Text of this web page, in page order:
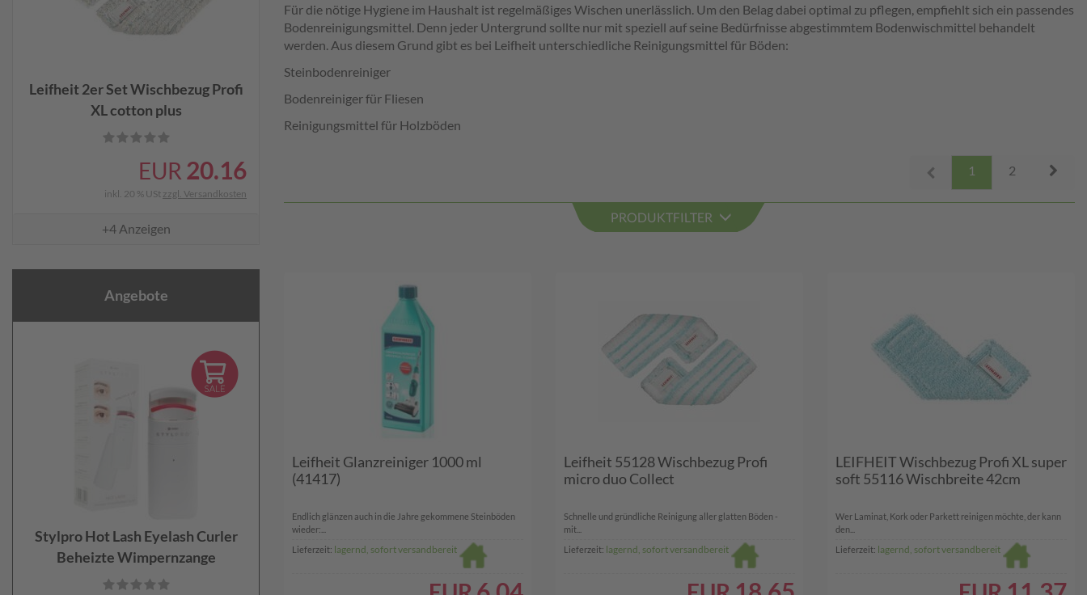
Leifheit 2er Set Wischbezug Profi
XL cotton plus
EUR 20.16
inkl. 20 % USt zzgl. Versandkosten
+4Anzeigen
Angebote
Stylpro Hot Lash Eyelash Curler
Beheizte Wimpernzange
Für die nötige Hygiene im Haushalt ist regelmäßiges Wischen unerlässlich. Um den Belag dabei optimal zu pflegen, empfiehlt sich ein passendes
Bodenreinigungsmittel. Denn jeder Untergrund sollte nur mit speziell auf seine Bedürfnisse abgestimmtem Bodenwischmittel behandelt
werden. Aus diesem Grund gibt es bei Leifheit unterschiedliche Reinigungsmittel für Böden:
Steinbodenreiniger
Bodenreiniger für Fliesen
Reinigungsmittel für Holzböden
1 2
PRODUKTFILTER
Leifheit Glanzreiniger 1000 ml
(41417)
Endlich glänzen auch in die Jahre gekommene Steinböden
wieder:...
Lieferzeit: lagernd, sofort versandbereit
Leifheit 55128 Wischbezug Profi
micro duo Collect
Schnelle und gründliche Reinigung aller glatten Böden -
mit...
Lieferzeit: lagernd, sofort versandbereit
LEIFHEIT Wischbezug Profi XL super
soft 55116 Wischbreite 42cm
Wer Laminat, Kork oder Parkett reinigen möchte, der kann
den...
Lieferzeit: lagernd, sofort versandbereit